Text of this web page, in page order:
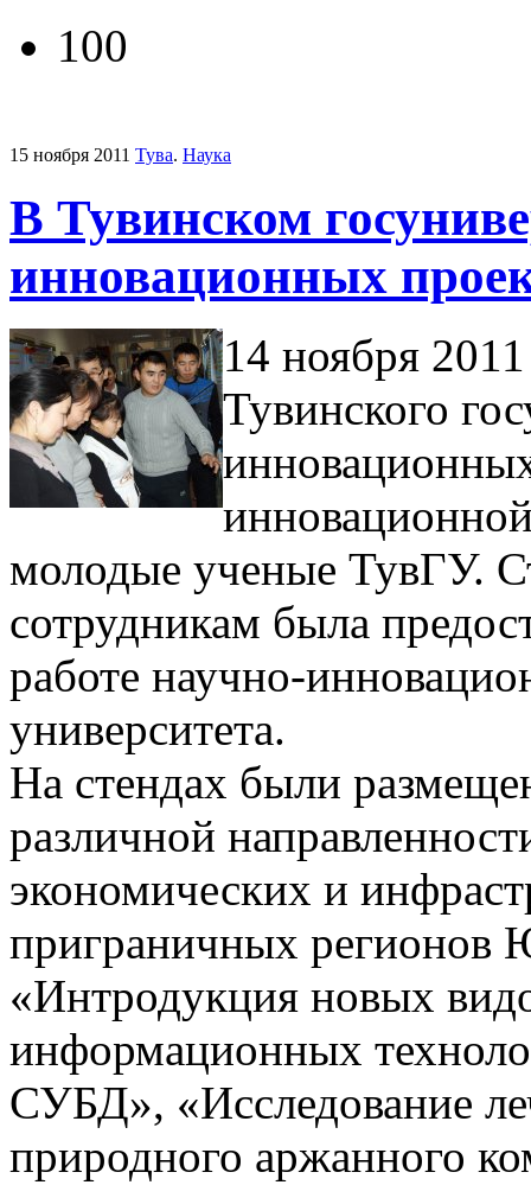
100
15 ноября 2011 Тува. Наука
В Тувинском
инновационных
14 ноября
Тувинского
молодые ученые ТувГУ.
сотрудникам была
работе научно-
университета.
На стендах были
различной
экономических и
приграничных
«Интродукция новых
информационных
СУБД», «Исследование
природного аржанного